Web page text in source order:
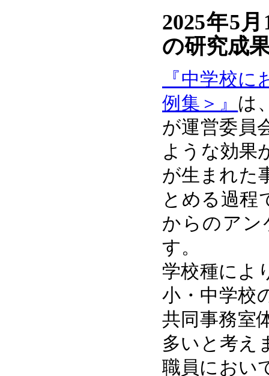
2025年5
の研究成
『中学校
例集＞』 は
が運営委員
ような効果
が生まれた
とめる過程
からのアン
す。
学校種によ
小・中学校
共同事務室
多いと考え
職員におい